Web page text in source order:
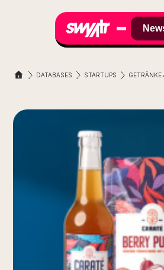
DATABASES STARTUPS GETRÄNKE